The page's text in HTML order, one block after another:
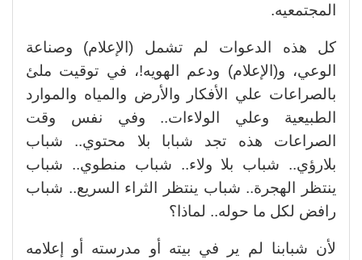
المجتمعيه.
كل هذه الدعوات لم تشمل (الإعلام) وصناعة
الوعي، و(الإعلام) ودعم الهويه!، في توقيت ملئ
بالصراعات علي الأفكار والأرض والمياه والموارد
الطبيعية وعلي الولاءات.. وفي نفس وقت
الصراعات هذه تجد شبابا بلا محتوي.. شباب
بلارؤي.. شباب بلا ولاء.. شباب منطوي.. شباب
ينتظر الهجرة.. شباب ينتظر الثراء السريع.. شباب
رافض لكل ما حوله.. لماذا؟
لأن شبابنا لم ير في بيته أو مدرسته أو إعلامه